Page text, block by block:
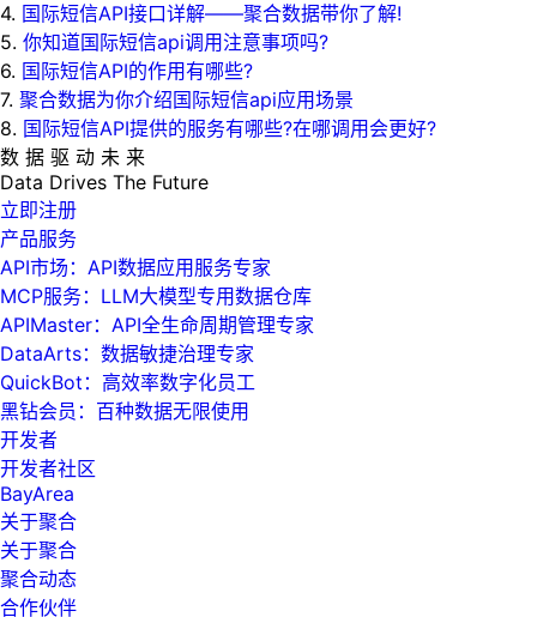
4. 国际短信API接口详解——聚合数据带你了解!
5. 你知道国际短信api调用注意事项吗?
6. 国际短信API的作用有哪些?
7. 聚合数据为你介绍国际短信api应用场景
8. 国际短信API提供的服务有哪些?在哪调用会更好?
数 据 驱 动 未 来
Data Drives The Future
立即注册
产品服务
API市场：API数据应用服务专家
MCP服务：LLM大模型专用数据仓库
APIMaster：API全生命周期管理专家
DataArts：数据敏捷治理专家
QuickBot：高效率数字化员工
黑钻会员：百种数据无限使用
开发者
开发者社区
BayArea
关于聚合
关于聚合
聚合动态
合作伙伴